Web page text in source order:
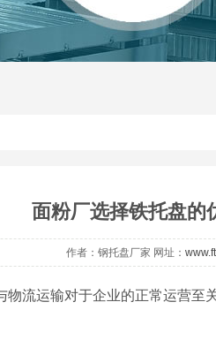
面粉厂选择铁托盘的
作者：钢托盘厂家 网址：
物流运输对于企业的正常运营至